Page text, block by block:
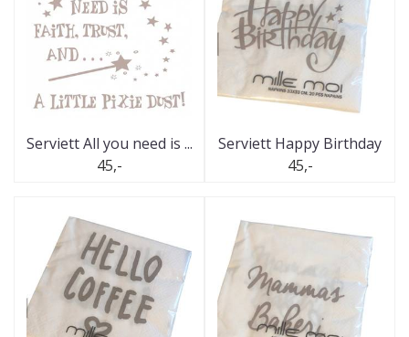
Serviett All you need is ...
45,-
Serviett Happy Birthday
45,-